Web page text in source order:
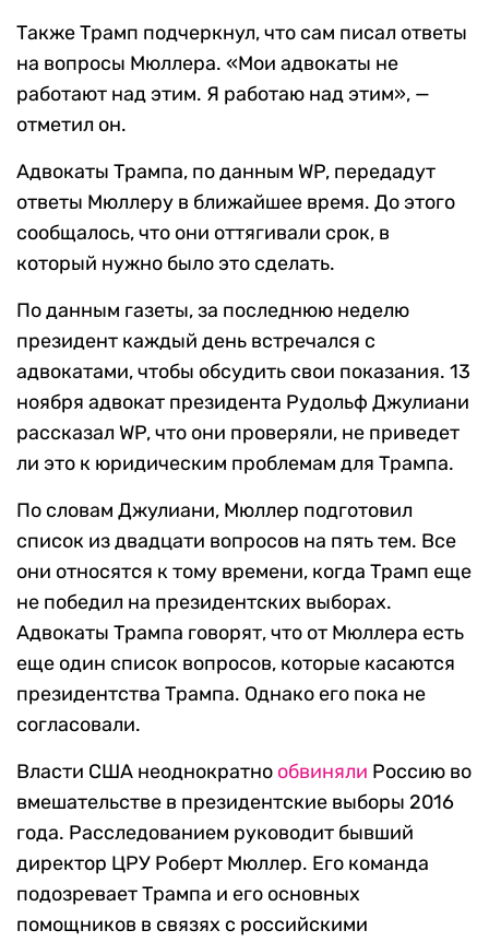
Также Трамп подчеркнул, что сам писал ответы
на вопросы Мюллера. «Мои адвокаты не
работают над этим. Я работаю над этим», —
отметил он.
Адвокаты Трампа, по данным WP, передадут
ответы Мюллеру в ближайшее время. До этого
сообщалось, что они оттягивали срок, в
который нужно было это сделать.
По данным газеты, за последнюю неделю
президент каждый день встречался с
адвокатами, чтобы обсудить свои показания. 13
ноября адвокат президента Рудольф Джулиани
рассказал WP, что они проверяли, не приведет
ли это к юридическим проблемам для Трампа.
По словам Джулиани, Мюллер подготовил
список из двадцати вопросов на пять тем. Все
они относятся к тому времени, когда Трамп еще
не победил на президентских выборах.
Адвокаты Трампа говорят, что от Мюллера есть
еще один список вопросов, которые касаются
президентства Трампа. Однако его пока не
согласовали.
Власти США неоднократно обвиняли Россию во
вмешательстве в президентские выборы 2016
года. Расследованием руководит бывший
директор ЦРУ Роберт Мюллер. Его команда
подозревает Трампа и его основных
помощников в связях с российскими